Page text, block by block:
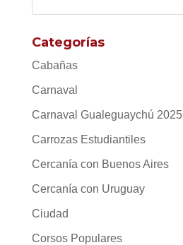
Categorías
Cabañas
Carnaval
Carnaval Gualeguaychú 2025
Carrozas Estudiantiles
Cercanía con Buenos Aires
Cercanía con Uruguay
Ciudad
Corsos Populares